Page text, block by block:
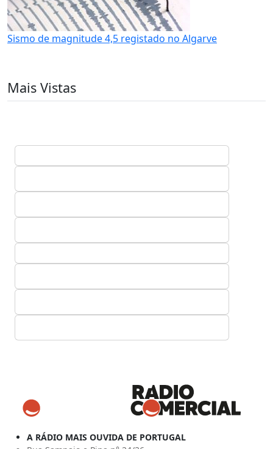
Sismo de magnitude 4,5 registado no Algarve
Mais Vistas
A RÁDIO MAIS OUVIDA DE PORTUGAL